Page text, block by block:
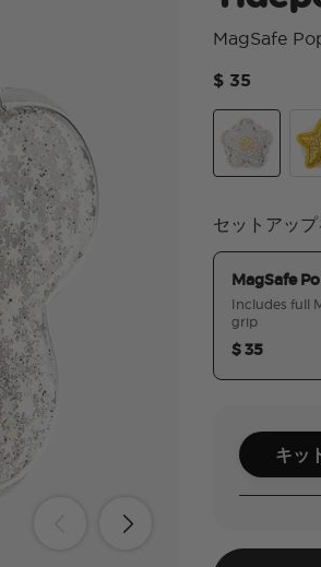
MagSafe
$ 35
セットアッ
MagSafe
Includes full
grip
$ 35
キッ